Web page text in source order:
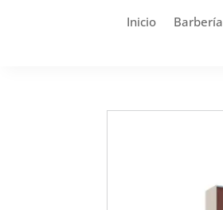
Inicio Barbería